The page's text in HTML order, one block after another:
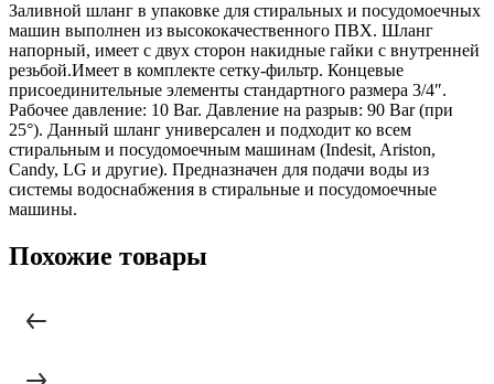
Заливной шланг в упаковке для стиральных и посудомоечных
машин выполнен из высококачественного ПВХ. Шланг
напорный, имеет с двух сторон накидные гайки с внутренней
резьбой.Имеет в комплекте сетку-фильтр. Концевые
присоединительные элементы стандартного размера 3/4″.
Рабочее давление: 10 Bar. Давление на разрыв: 90 Bar (при
25°). Данный шланг универсален и подходит ко всем
стиральным и посудомоечным машинам (Indesit, Ariston,
Candy, LG и другие). Предназначен для подачи воды из
системы водоснабжения в стиральные и посудомоечные
машины.
Похожие товары